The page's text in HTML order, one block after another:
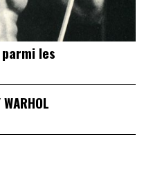
les